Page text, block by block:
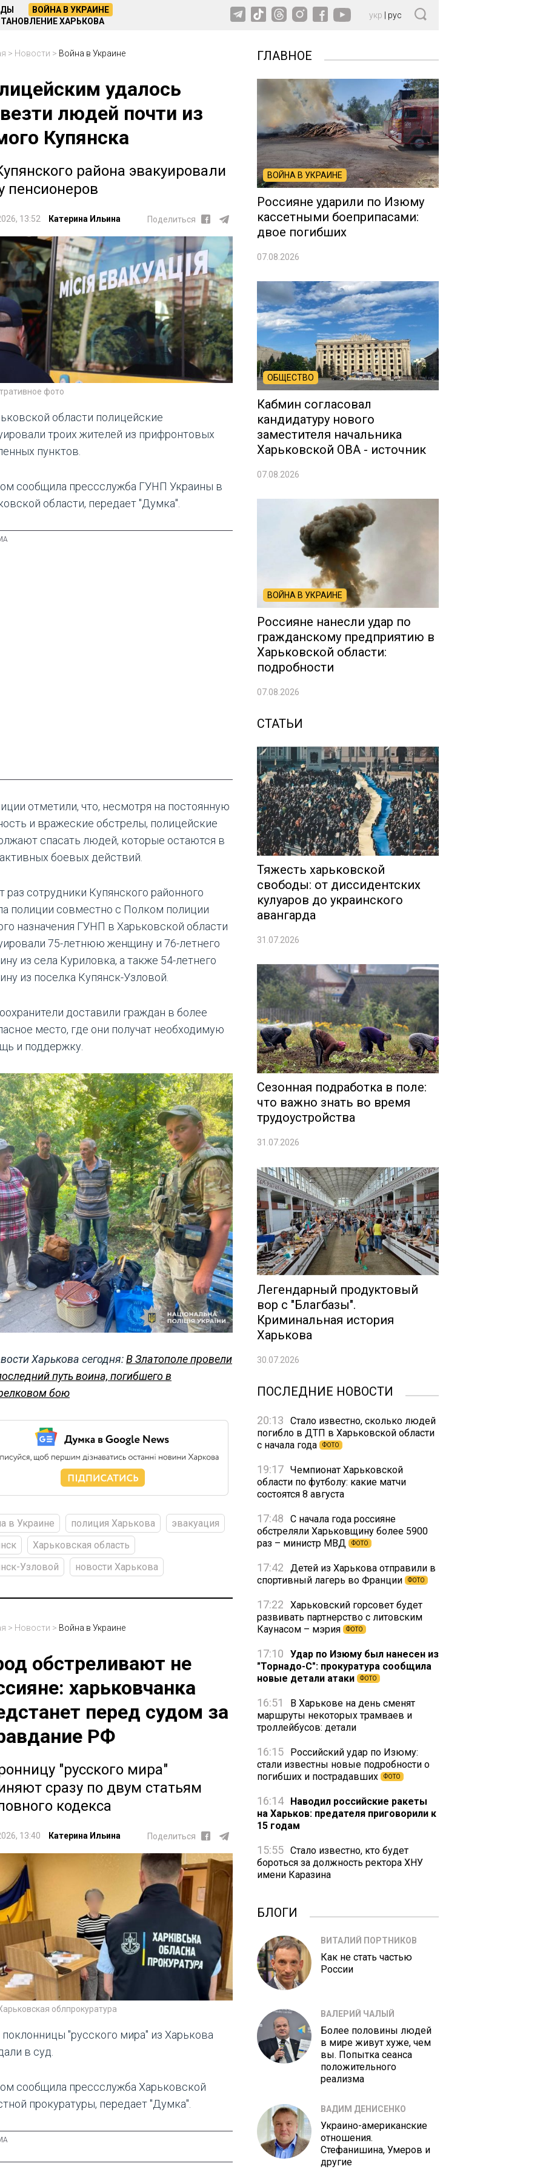
ВОЙНА В УКРАИНЕ
ХАРЬКОВА
укр рус
> Новости > Война в Украине
удалось
людей почти из
Купянска
района эвакуировали
пенсионеров
13:52 Катерина Ильина Поделиться
фото
области полицейские
троих жителей из прифронтовых
пунктов.
сообщила прессслужба ГУНП Украины в
области, передает "Думка".
отметили, что, несмотря на постоянную
и вражеские обстрелы, полицейские
спасать людей, которые остаются в
боевых действий.
раз сотрудники Купянского районного
полиции совместно с Полком полиции
назначения ГУНП в Харьковской области
75-летнюю женщину и 76-летнего
из села Куриловка, а также 54-летнего
из поселка Купянск-Узловой.
доставили граждан в более
место, где они получат необходимую
и поддержку.
Харькова сегодня:В Златополе провели
путь воина, погибшего в
бою
в Украине полиция Харькова
эвакуация
Харьковская область
Узловой
новости Харькова
> Новости > Война в Украине
обстреливают не
харьковчанка
перед судом за
РФ
"русского мира"
сразу по двум статьям
кодекса
13:40 Катерина Ильина Поделиться
облпрокуратура
"русского мира" из Харькова
в суд.
сообщила прессслужба Харьковской
прокуратуры, передает "Думка".
ГЛАВНОЕ
ВОЙНА В УКРАИНЕ
Россияне ударили по Изюму
кассетными боеприпасами:
двое погибших
07.08.2026
ОБЩЕСТВО
Кабмин согласовал
кандидатуру нового
заместителя начальника
Харьковской ОВА - источник
07.08.2026
ВОЙНА В УКРАИНЕ
Россияне нанесли удар по
гражданскому предприятию в
Харьковской области:
подробности
07.08.2026
СТАТЬИ
Тяжесть харьковской
свободы: от диссидентских
кулуаров до украинского
авангарда
31.07.2026
Сезонная подработка в поле:
что важно знать во время
трудоустройства
31.07.2026
Легендарный продуктовый
вор с "Благбазы".
Криминальная история
Харькова
30.07.2026
ПОСЛЕДНИЕ НОВОСТИ
20:13
Стало известно, сколько людей
погибло в ДТП в Харьковской области
с начала года
ФОТО
19:17 Чемпионат Харьковской
области по футболу: какие матчи
состоятся 8 августа
17:48
С начала года россияне
обстреляли Харьковщину более 5900
раз – министр МВД
ФОТО
17:42
Детей из Харькова отправили в
спортивный лагерь во Франции
ФОТО
17:22
Харьковский горсовет будет
развивать партнерство с литовским
Каунасом – мэрия
ФОТО
17:10
Удар по Изюму был нанесен из
"Торнадо-С": прокуратура сообщила
новые детали атаки
ФОТО
16:51
В Харькове на день сменят
маршруты некоторых трамваев и
троллейбусов: детали
16:15
Российский удар по Изюму:
стали известны новые подробности о
погибших и пострадавших
ФОТО
16:14
Наводил российские ракеты
на Харьков: предателя приговорили к
15 годам
15:55 Стало известно, кто будет
бороться за должность ректора ХНУ
имени Каразина
БЛОГИ
ВИТАЛИЙ ПОРТНИКОВ
Как не стать частью
России
ВАЛЕРИЙ ЧАЛЫЙ
Более половины людей
в мире живут хуже, чем
вы. Попытка сеанса
положительного
реализма
ВАДИМ ДЕНИСЕНКО
Украино-американские
отношения.
Стефанишина, Умеров и
другие